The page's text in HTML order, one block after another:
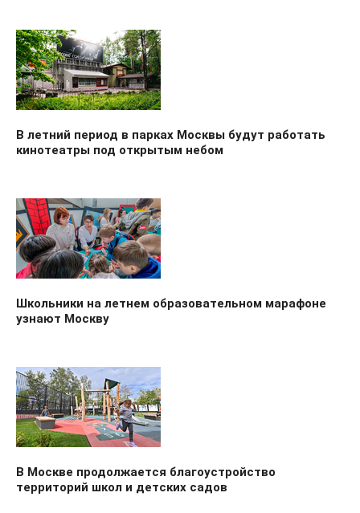
В летний период в парках Москвы будут работать
кинотеатры под открытым небом
Школьники на летнем образовательном марафоне
узнают Москву
В Москве продолжается благоустройство
территорий школ и детских садов